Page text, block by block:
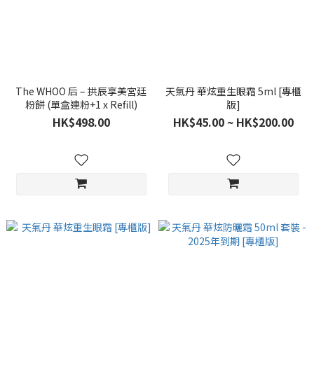
The WHOO 后 – 拱辰享美宮廷
粉餅 (單盒連粉+1 x Refill)
HK$498.00
天氣丹 華炫重生眼霜 5ml [專櫃
版]
HK$45.00 ~ HK$200.00